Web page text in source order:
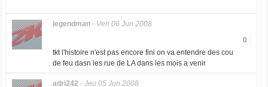
legendman- Ven 06 Jun 2008
0
tkt l'histoire n'est pas encore fini on va entendre des cou
de feu dasn les rue de LA dans les mois a venir
adri242 - Jeu 05 Jun 2008